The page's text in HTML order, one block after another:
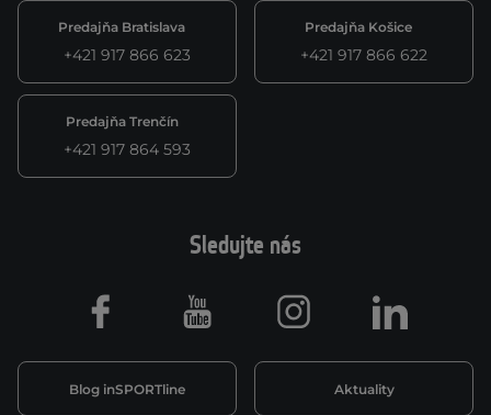
Predajňa Bratislava
+421 917 866 623
Predajňa Košice
+421 917 866 622
Predajňa Trenčín
+421 917 864 593
Sledujte nás
Blog inSPORTline Aktuality
Facebook Youtube Instagram LinkedIn